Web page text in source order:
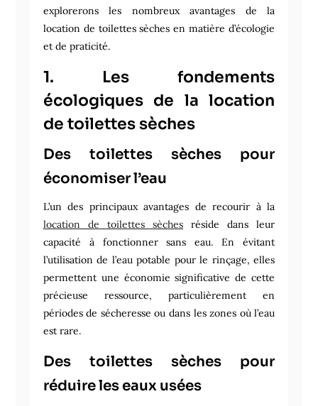
explorerons les nombreux avantages de la
location de toilettes sèches en matière d’écologie
et de praticité.
1. Les fondements
écologiques de la location
de toilettes sèches
Des toilettes sèches pour
économiser l’eau
L’un des principaux avantages de recourir à la
location de toilettes sèches réside dans leur
capacité à fonctionner sans eau. En évitant
l’utilisation de l’eau potable pour le rinçage, elles
permettent une économie significative de cette
précieuse ressource, particulièrement en
périodes de sécheresse ou dans les zones où l’eau
est rare.
Des toilettes sèches pour
réduire les eaux usées